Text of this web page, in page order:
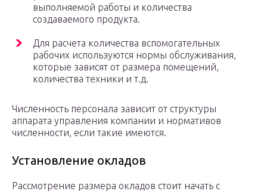
выполняемой работы и количества
создаваемого продукта.
Для расчета количества вспомогательных
рабочих используются нормы обслуживания,
которые зависят от размера помещений,
количества техники и т.д.
Численность персонала зависит от структуры
аппарата управления компании и нормативов
численности, если такие имеются.
Установление окладов
Рассмотрение размера окладов стоит начать с